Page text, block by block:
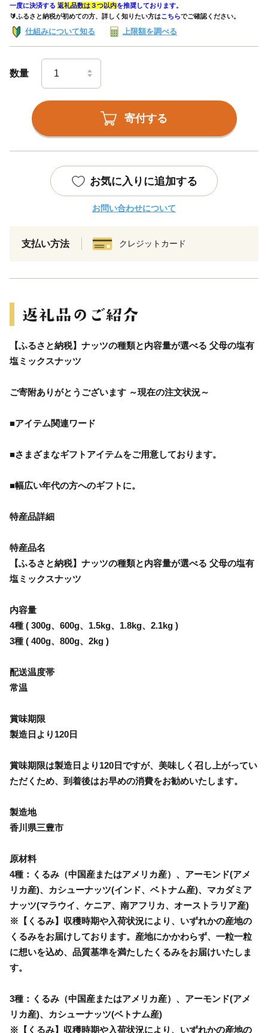
一度に決済する 返礼品数は３つ以内を推奨しております。
🔰ふるさと納税が初めての方、詳しく知りたい方はこちらでご確認ください。
仕組みについて知る 上限額を調べる
数量
寄付する
お気に入りに追加する
お問い合わせについて
支払い方法 クレジットカード
【ふるさと納税】ナッツの種類と内容量が選べる 父母の塩有
塩ミックスナッツ
ご寄附ありがとうございます ～現在の注文状況～
■アイテム関連ワード
■さまざまなギフトアイテムをご用意しております。
■幅広い年代の方へのギフトに。
特産品詳細
特産品名
【ふるさと納税】ナッツの種類と内容量が選べる 父母の塩有
塩ミックスナッツ
内容量
4種 ( 300g、600g、1.5kg、1.8kg、2.1kg )
3種 ( 400g、800g、2kg )
配送温度帯
常温
賞味期限
製造日より120日
賞味期限は製造日より120日ですが、美味しく召し上がってい
ただくため、到着後はお早めの消費をお勧めいたします。
製造地
香川県三豊市
原材料
4種：くるみ（中国産またはアメリカ産）、アーモンド(アメ
リカ産)、カシューナッツ(インド、ベトナム産)、マカダミア
ナッツ(マラウイ、ケニア、南アフリカ、オーストラリア産)
※【くるみ】収穫時期や入荷状況により、いずれかの産地の
くるみをお届けしております。産地にかかわらず、一粒一粒
に想いを込め、品質基準を満たしたくるみをお届けいたしま
す。
3種：くるみ（中国産またはアメリカ産）、アーモンド(アメ
リカ産)、カシューナッツ(ベトナム産)
※【くるみ】収穫時期や入荷状況により、いずれかの産地の